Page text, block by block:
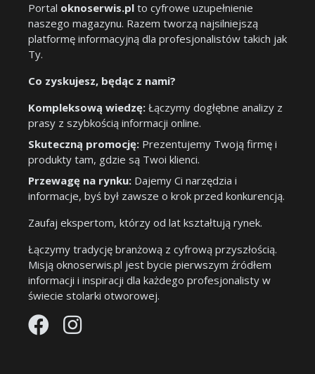
Portal oknoserwis.pl to cyfrowe uzupełnienie
naszego magazynu. Razem tworzą najsilniejszą
platformę informacyjną dla profesjonalistów takich jak
Ty.
Co zyskujesz, będąc z nami?
Kompleksową wiedzę: Łączymy dogłębne analizy z
prasy z szybkością informacji online.
Skuteczną promocję: Prezentujemy Twoją firmę i
produkty tam, gdzie są Twoi klienci.
Przewagę na rynku: Dajemy Ci narzędzia i
informacje, byś był zawsze o krok przed konkurencją.
Zaufaj ekspertom, którzy od lat kształtują rynek.
Łączymy tradycję branżową z cyfrową przyszłością.
Misją oknoserwis.pl jest bycie pierwszym źródłem
informacji i inspiracji dla każdego profesjonalisty w
świecie stolarki otworowej.